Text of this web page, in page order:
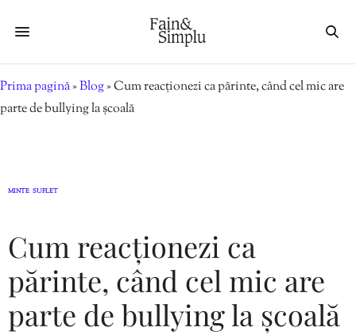
Prima pagină»Blog»Cum reacționezi ca părinte, când cel mic are
parte de bullying la școală
MINTE SUFLET
Cum reacționezi ca
părinte, când cel mic are
parte de bullying la școală